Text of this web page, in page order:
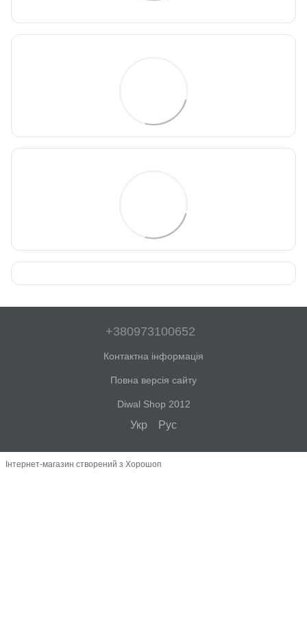
+380973100652
Контактна інформація
Повна версія сайту
Diwal Shop 2012
Укр Рус
Інтернет-магазин створений з Хорошоп